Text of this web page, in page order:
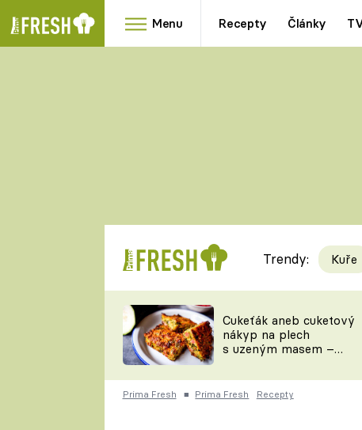
Menu Recepty Články
RYCHLOVKY
Videorecepty
TEĎ VAŘÍ ŠÉF!
ČESKO NA TALÍŘI
Trendy: Kuře
Cukeťák aneb cuketový
nákyp na plech
s uzeným masem –
zpracovat přerostlé
cukety
Prima Fresh ■ Prima Fresh Recepty